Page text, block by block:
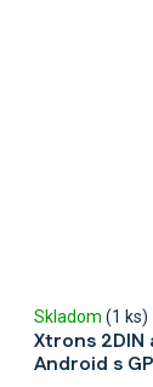
Xtrons 2DIN
Android s
Skladom (1 ks)